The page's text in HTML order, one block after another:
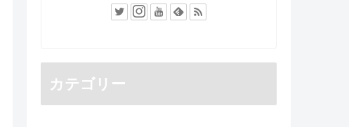
カテゴリー